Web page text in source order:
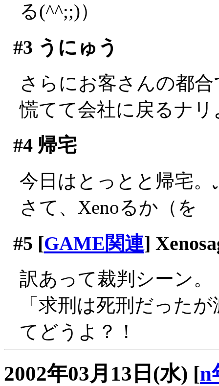
る(^^;;)）
#3 うにゅう
さらにお客さんの都
慌てて会社に戻るナリ
#4帰宅
今日はとっとと帰宅
さて、Xenoるか（を
#5 [GAME関連]
訳あって裁判シーン。
「求刑は死刑だった
てどうよ？！
2002年03月13日(水) [n